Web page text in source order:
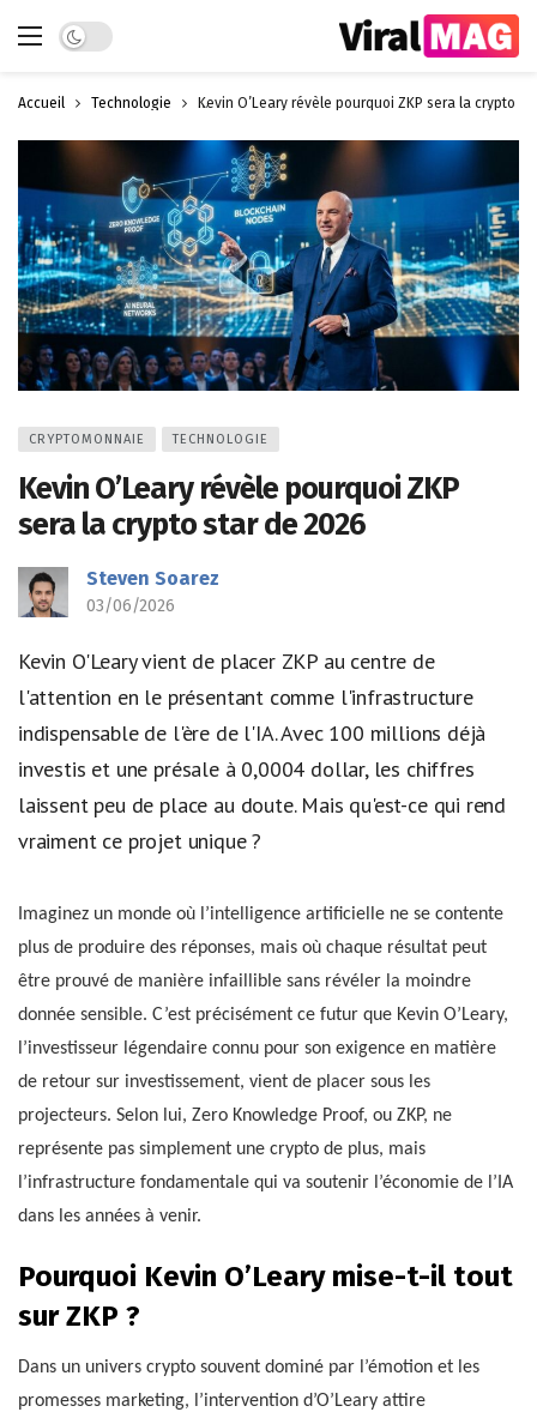
Dark mode
Accueil Technologie Kevin O’Leary révèle pourquoi ZKP sera la crypto
CRYPTOMONNAIE TECHNOLOGIE
Kevin O’Leary révèle pourquoi ZKP
sera la crypto star de 2026
Steven Soarez
03/06/2026
Kevin O'Leary vient de placer ZKP au centre de
l'attention en le présentant comme l'infrastructure
indispensable de l'ère de l'IA. Avec 100 millions déjà
investis et une présale à 0,0004 dollar, les chiffres
laissent peu de place au doute. Mais qu'est-ce qui rend
vraiment ce projet unique ?
Imaginez un monde où l’intelligence artificielle ne se contente
plus de produire des réponses, mais où chaque résultat peut
être prouvé de manière infaillible sans révéler la moindre
donnée sensible. C’est précisément ce futur que Kevin O’Leary,
l’investisseur légendaire connu pour son exigence en matière
de retour sur investissement, vient de placer sous les
projecteurs. Selon lui, Zero Knowledge Proof, ou ZKP, ne
représente pas simplement une crypto de plus, mais
l’infrastructure fondamentale qui va soutenir l’économie de l’IA
dans les années à venir.
Pourquoi Kevin O’Leary mise-t-il tout
sur ZKP ?
Dans un univers crypto souvent dominé par l’émotion et les
promesses marketing, l’intervention d’O’Leary attire